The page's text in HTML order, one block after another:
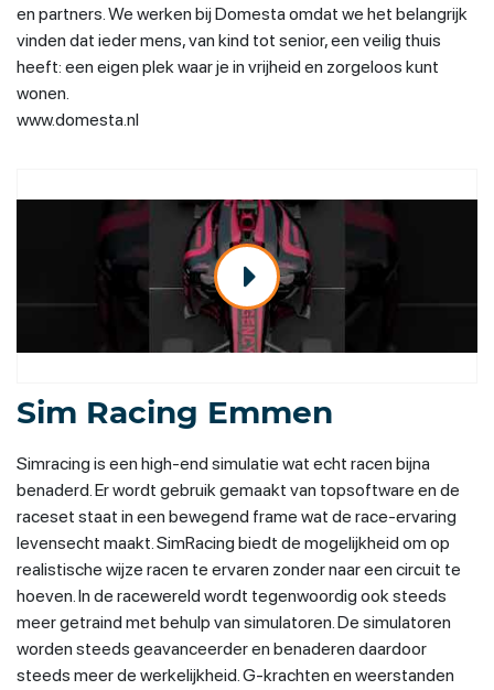
en partners. We werken bij Domesta omdat we het belangrijk
vinden dat ieder mens, van kind tot senior, een veilig thuis
heeft: een eigen plek waar je in vrijheid en zorgeloos kunt
wonen.
www.domesta.nl
Sim Racing Emmen
Simracing is een high-end simulatie wat echt racen bijna
benaderd. Er wordt gebruik gemaakt van topsoftware en de
raceset staat in een bewegend frame wat de race-ervaring
levensecht maakt. SimRacing biedt de mogelijkheid om op
realistische wijze racen te ervaren zonder naar een circuit te
hoeven. In de racewereld wordt tegenwoordig ook steeds
meer getraind met behulp van simulatoren. De simulatoren
worden steeds geavanceerder en benaderen daardoor
steeds meer de werkelijkheid. G-krachten en weerstanden